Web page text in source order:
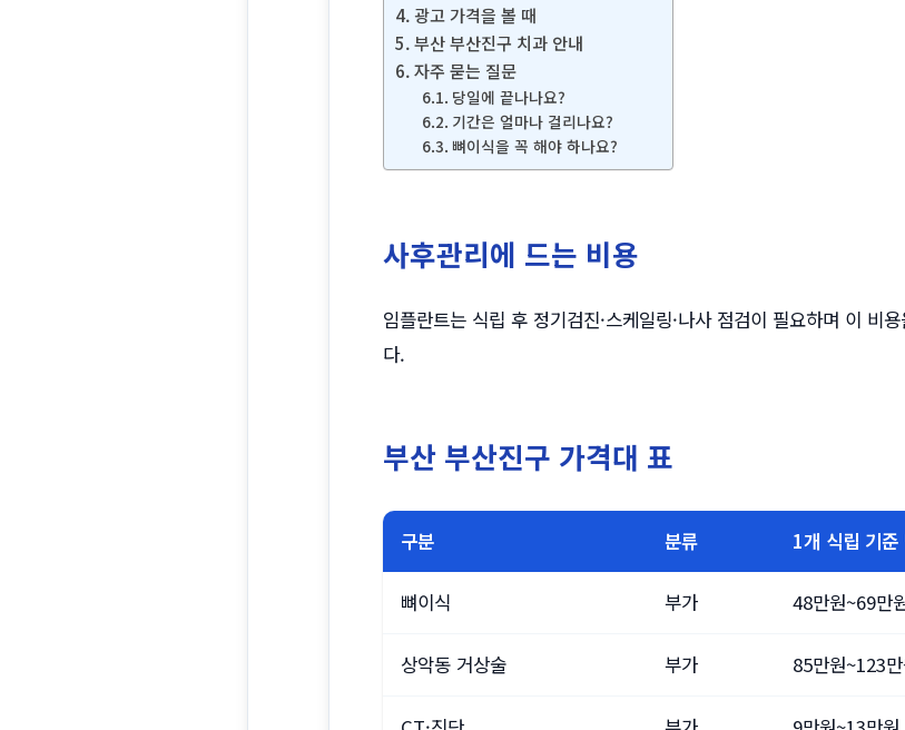
광고 가격을 볼 때
부산 부산진구 치과 안내
자주 묻는 질문
당일에 끝나나요?
기간은 얼마나 걸리나요?
뼈이식을 꼭 해야 하나요?
사후관리에 드는 비용
임플란트는 식립 후 정기검진·스케일링·나사 점검이 필요하며 이 비
다.
부산 부산진구 가격대 표
구분 분류 1개 식립 기준
뼈이식 부가 48만원~69만
상악동 거상술 부가 85만원~123